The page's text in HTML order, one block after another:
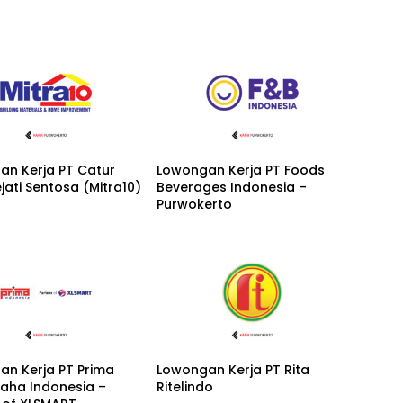
Kerja PT Catur
Sentosa (Mitra10)
Lowongan Kerja PT Foods
Beverages Indonesia –
Purwokerto
Kerja PT Prima
Indonesia –
Lowongan Kerja PT Rita
Ritelindo